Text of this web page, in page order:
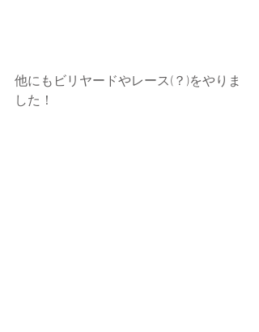
他にもビリヤードやレース(？)をやりま
した！